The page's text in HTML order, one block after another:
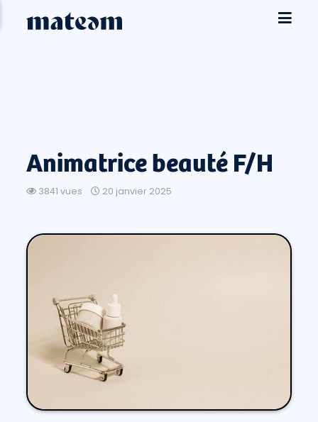
Animatrice beauté F/H
3841 vues 20 janvier 2025